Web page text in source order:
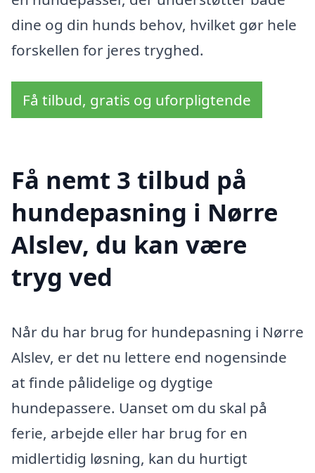
dine og din hunds behov, hvilket gør hele
forskellen for jeres tryghed.
Få tilbud, gratis og uforpligtende
Få nemt 3 tilbud på
hundepasning i Nørre
Alslev, du kan være
tryg ved
Når du har brug for hundepasning i Nørre
Alslev, er det nu lettere end nogensinde
at finde pålidelige og dygtige
hundepassere. Uanset om du skal på
ferie, arbejde eller har brug for en
midlertidig løsning, kan du hurtigt